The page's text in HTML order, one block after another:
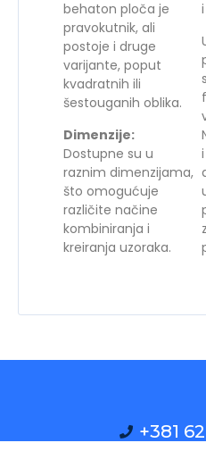
behaton ploča je
pravokutnik, ali
postoje i druge
varijante, poput
kvadratnih ili
šestouganih oblika.
Dimenzije:
Dostupne su u
raznim dimenzijama,
što omogućuje
različite načine
kombiniranja i
kreiranja uzoraka.
+381